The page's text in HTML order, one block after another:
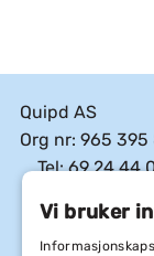
Quipd AS
Org nr: 965 395
Tel: 69 24 44
E-post:
Vi bruker